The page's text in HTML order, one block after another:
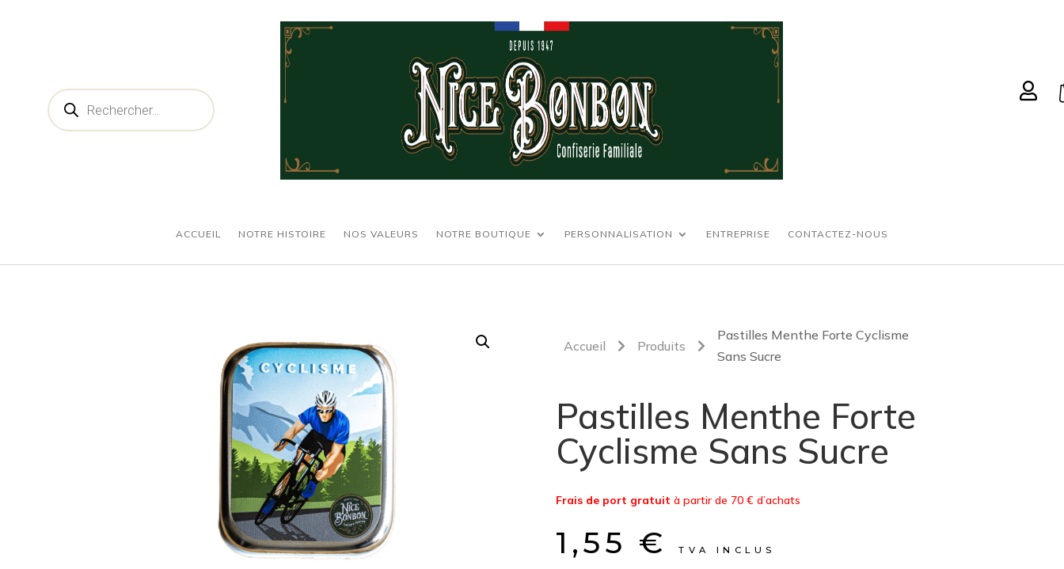
Recherche
de
produits

ACCUEIL NOTRE HISTOIRE NOS VALEURS NOTRE BOUTIQUE PERSONNALISATION ENTREPRISE CONTACTEZ-NOUS
Accueil  Produits 
Pastilles Menthe Forte Cyclisme
Sans Sucre
Pastilles Menthe Forte
Cyclisme Sans Sucre
Frais de port gratuit à partir de 70 € d’achats
1,55 € TVA INCLUS